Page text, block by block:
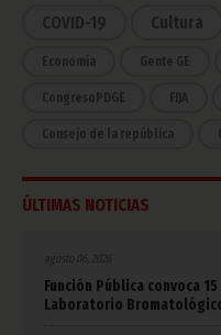
COVID-19 Cultura
Economía Gente GE
CongresoPDGE FIJA
Consejo de la república
ÚLTIMAS NOTICIAS
agosto 06, 2026
Función Pública convoca
Laboratorio